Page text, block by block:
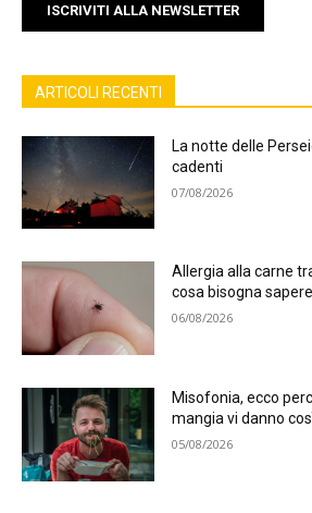
ISCRIVITI ALLA NEWSLETTER
ARTICOLI RECENTI
La notte delle
cadenti
07/08/2026
Allergia alla carne
cosa bisogna sapere
06/08/2026
Misofonia, ecco
mangia vi danno
05/08/2026